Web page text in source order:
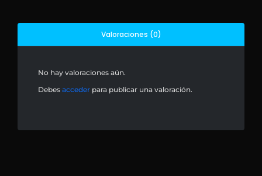
Valoraciones (0)
No hay valoraciones aún.
Debes acceder para publicar una valoración.